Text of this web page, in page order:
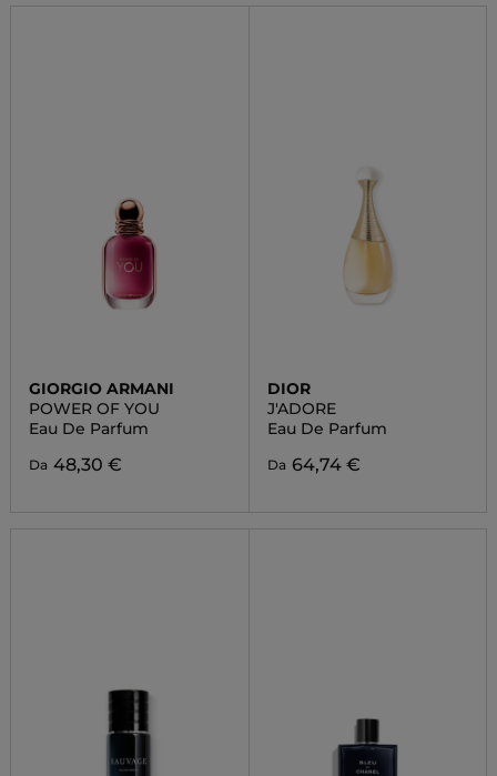
GIORGIO ARMANI
POWER OF YOU
Eau De Parfum
Da 48,30 €
DIOR
J'ADORE
Eau De Parfum
Da 64,74 €